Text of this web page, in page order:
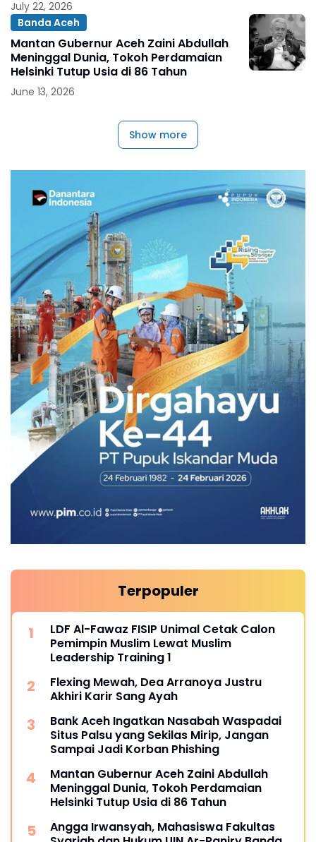
July 22, 2026
Banda Aceh
Mantan Gubernur Aceh Zaini Abdullah
Meninggal Dunia, Tokoh Perdamaian
Helsinki Tutup Usia di 86 Tahun
June 13, 2026
Show more
Terpopuler
LDF Al-Fawaz FISIP Unimal Cetak Calon
Pemimpin Muslim Lewat Muslim
Leadership Training 1
Flexing Mewah, Dea Arranoya Justru
Akhiri Karir Sang Ayah
Bank Aceh Ingatkan Nasabah Waspadai
Situs Palsu yang Sekilas Mirip, Jangan
Sampai Jadi Korban Phishing
Mantan Gubernur Aceh Zaini Abdullah
Meninggal Dunia, Tokoh Perdamaian
Helsinki Tutup Usia di 86 Tahun
Angga Irwansyah, Mahasiswa Fakultas